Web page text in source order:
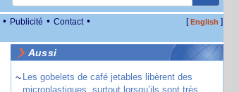
• Publicité • Contact • [English ]
Aussi
~ Les gobelets de café jetables libèrent des
microplastiques, surtout lorsqu’ils sont très